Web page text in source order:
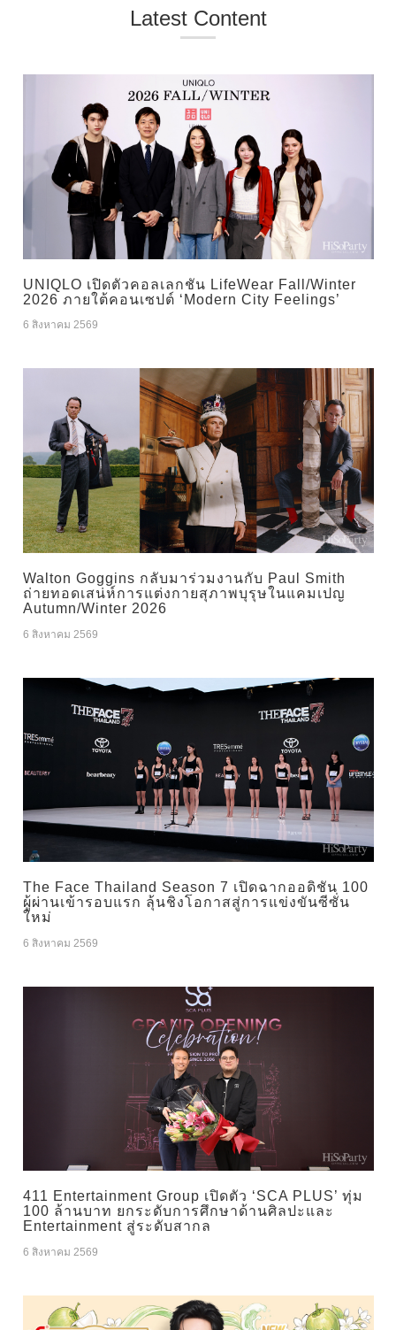
Latest Content
UNIQLO เปิดตัวคอลเลกชัน LifeWear Fall/Winter
2026 ภายใต้คอนเซปต์ ‘Modern City Feelings’
6 สิงหาคม 2569
Walton Goggins กลับมาร่วมงานกับ Paul Smith
ถ่ายทอดเสน่ห์การแต่งกายสุภาพบุรุษในแคมเปญ
Autumn/Winter 2026
6 สิงหาคม 2569
The Face Thailand Season 7 เปิดฉากออดิชัน 100
ผู้ผ่านเข้ารอบแรก ลุ้นชิงโอกาสสู่การแข่งขันซีซั่น
ใหม่
6 สิงหาคม 2569
411 Entertainment Group เปิดตัว ‘SCA PLUS’ ทุ่ม
100 ล้านบาท ยกระดับการศึกษาด้านศิลปะและ
Entertainment สู่ระดับสากล
6 สิงหาคม 2569